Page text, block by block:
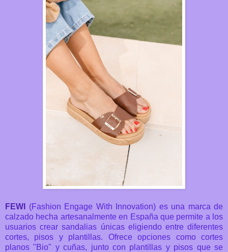
FEWI (Fashion Engage With Innovation) es una marca de
calzado hecha artesanalmente en España que permite a los
usuarios crear sandalias únicas eligiendo entre diferentes
cortes, pisos y plantillas. Ofrece opciones como cortes
planos "Bio" y cuñas, junto con plantillas y pisos que se